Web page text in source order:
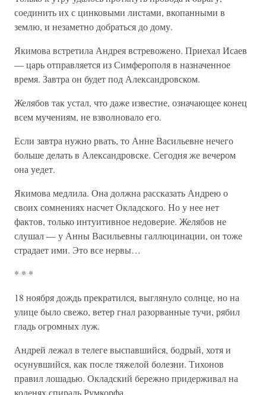
соединить их с цинковыми листами, вкопанными в
землю, и незаметно добраться до дому.
Якимова встретила Андрея встревожено. Приехал Исаев
— царь отправляется из Симферополя в назначенное
время. Завтра он будет под Александровском.
Желябов так устал, что даже известие, означающее конец
всем мучениям, не взволновало его.
Если завтра нужно рвать, то Анне Васильевне нечего
больше делать в Александровске. Сегодня же вечером
она уедет.
Якимова медлила. Она должна рассказать Андрею о
своих сомнениях насчет Окладского. Но у нее нет
фактов, только интуитивное недоверие. Желябов не
слушал — у Анны Васильевны галлюцинации, он тоже
страдает ими. Это все нервы…
* * *
18 ноября дождь прекратился, выглянуло солнце, но на
улице было свежо, ветер гнал разорванные тучи, рябил
гладь огромных луж.
Андрей лежал в телеге выспавшийся, бодрый, хотя и
осунувшийся, как после тяжелой болезни. Тихонов
правил лошадью. Окладский бережно придерживал на
коленях спираль Румкорфа.